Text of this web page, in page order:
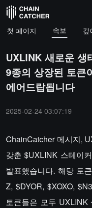
첫 페이지 속보 깊
UXLINK 새로운 생
9종의 상장된 토큰
에어드랍됩니다
2025-02-24 03:07:19
ChainCatcher 메시지,
갖춘 $UXLINK 스테이
발표했습니다. 해당 토
Z, $DYOR, $XOXO,
토큰들은 모두 UXLINK